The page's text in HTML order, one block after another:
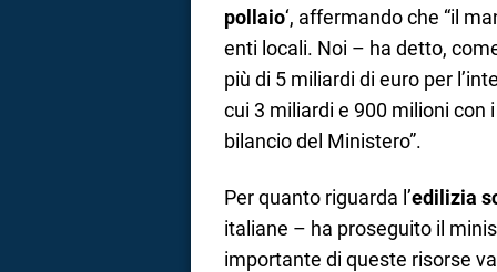
pollaio‘, affermando che “il
enti locali. Noi – ha detto,
più di 5 miliardi di euro per
cui 3 miliardi e 900 milioni con i
bilancio del Ministero”.
Per quanto riguarda l’edilizia
italiane – ha proseguito il
importante di queste risorse